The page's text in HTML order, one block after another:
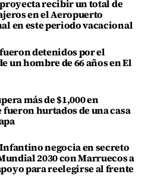
recibir un total de
en el Aeropuerto
en este periodo vacacional
detenidos por el
un hombre de 66 años en El
más de $1,000 en
fueron hurtados de una casa
negocia en secreto
2030 con Marruecos a
para reelegirse al frente